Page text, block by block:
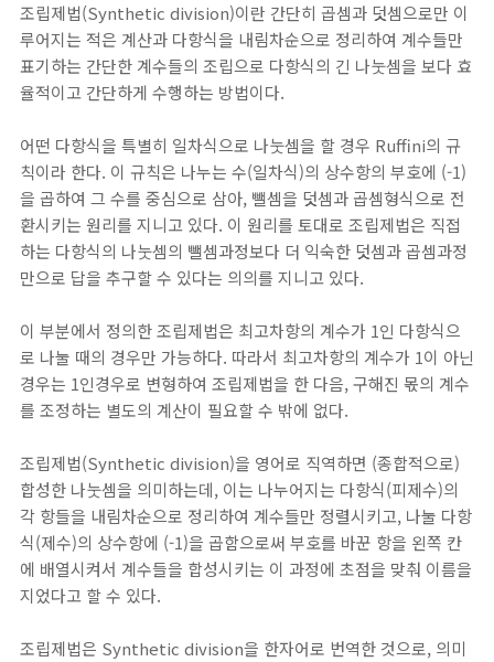
조립제법(Synthetic division)이란 간단히 곱셈과 덧셈으로만 이
루어지는 적은 계산과 다항식을 내림차순으로 정리하여 계수들만
표기하는 간단한 계수들의 조립으로 다항식의 긴 나눗셈을 보다 효
율적이고 간단하게 수행하는 방법이다.
어떤 다항식을 특별히 일차식으로 나눗셈을 할 경우 Ruffini의 규
칙이라 한다. 이 규칙은 나누는 수(일차식)의 상수항의 부호에 (-1)
을 곱하여 그 수를 중심으로 삼아, 뺄셈을 덧셈과 곱셈형식으로 전
환시키는 원리를 지니고 있다. 이 원리를 토대로 조립제법은 직접
하는 다항식의 나눗셈의 뺄셈과정보다 더 익숙한 덧셈과 곱셈과정
만으로 답을 추구할 수 있다는 의의를 지니고 있다.
이 부분에서 정의한 조립제법은 최고차항의 계수가 1인 다항식으
로 나눌 때의 경우만 가능하다. 따라서 최고차항의 계수가 1이 아닌
경우는 1인경우로 변형하여 조립제법을 한 다음, 구해진 몫의 계수
를 조정하는 별도의 계산이 필요할 수 밖에 없다.
조립제법(Synthetic division)을 영어로 직역하면 (종합적으로)
합성한 나눗셈을 의미하는데, 이는 나누어지는 다항식(피제수)의
각 항들을 내림차순으로 정리하여 계수들만 정렬시키고, 나눌 다항
식(제수)의 상수항에 (-1)을 곱함으로써 부호를 바꾼 항을 왼쪽 칸
에 배열시켜서 계수들을 합성시키는 이 과정에 초점을 맞춰 이름을
지었다고 할 수 있다.
조립제법은 Synthetic division을 한자어로 번역한 것으로, 의미